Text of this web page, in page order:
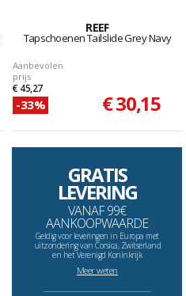
REEF
Tapschoenen Tailslide Grey Navy
Aanbevolen
prijs
€ 45,27
-33% € 30,15
GRATIS
LEVERING
VANAF 99€
AANKOOPWAARDE
Geldig voor leveringen in Europa met
uitzondering van Corsica, Zwitserland
en het Verenigd Koninkrijk
Meer weten
--------------------------------------------------------------------